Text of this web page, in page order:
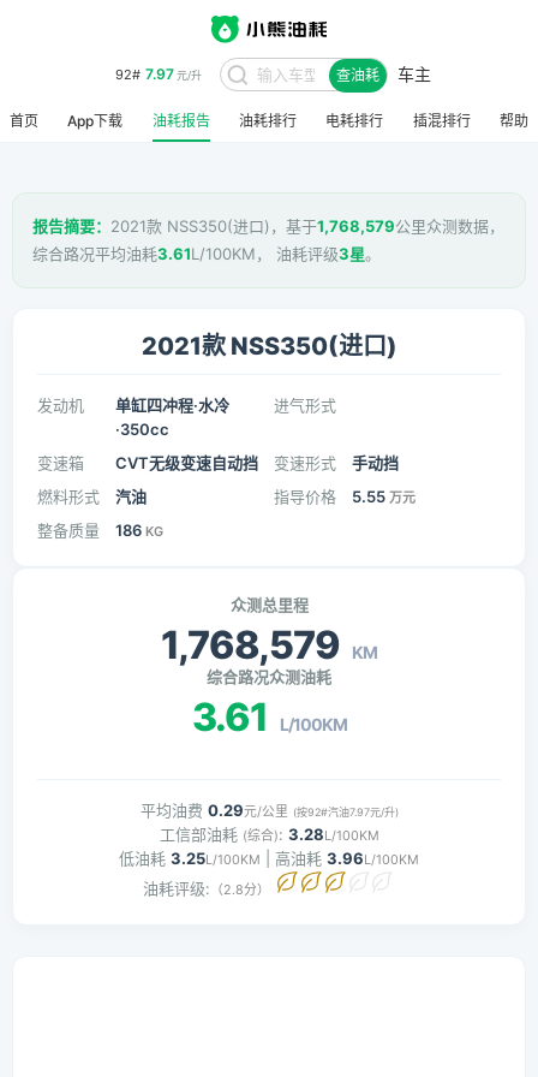
95# 8.48 元/升 查油耗 车主
首页 App下载 油耗报告 油耗排行 电耗排行 插混排行 帮助
报告摘要： 2021款 NSS350(进口)，基于1,768,579公里众测数据，
综合路况平均油耗3.61L/100KM， 油耗评级3星。
2021款 NSS350(进口)
发动机
单缸四冲程·水冷
·350cc
进气形式
变速箱 CVT无级变速自动挡 变速形式
手动挡
燃料形式
汽油 指导价格 5.55 万元
整备质量 186 KG
众测总里程
1,768,579 KM
综合路况众测油耗
3.61 L/100KM
平均油费 0.29元/公里 (按92#汽油7.97元/升)
工信部油耗 (综合): 3.28L/100KM
低油耗 3.25L/100KM | 高油耗 3.96L/100KM
油耗评级: （2.8分）